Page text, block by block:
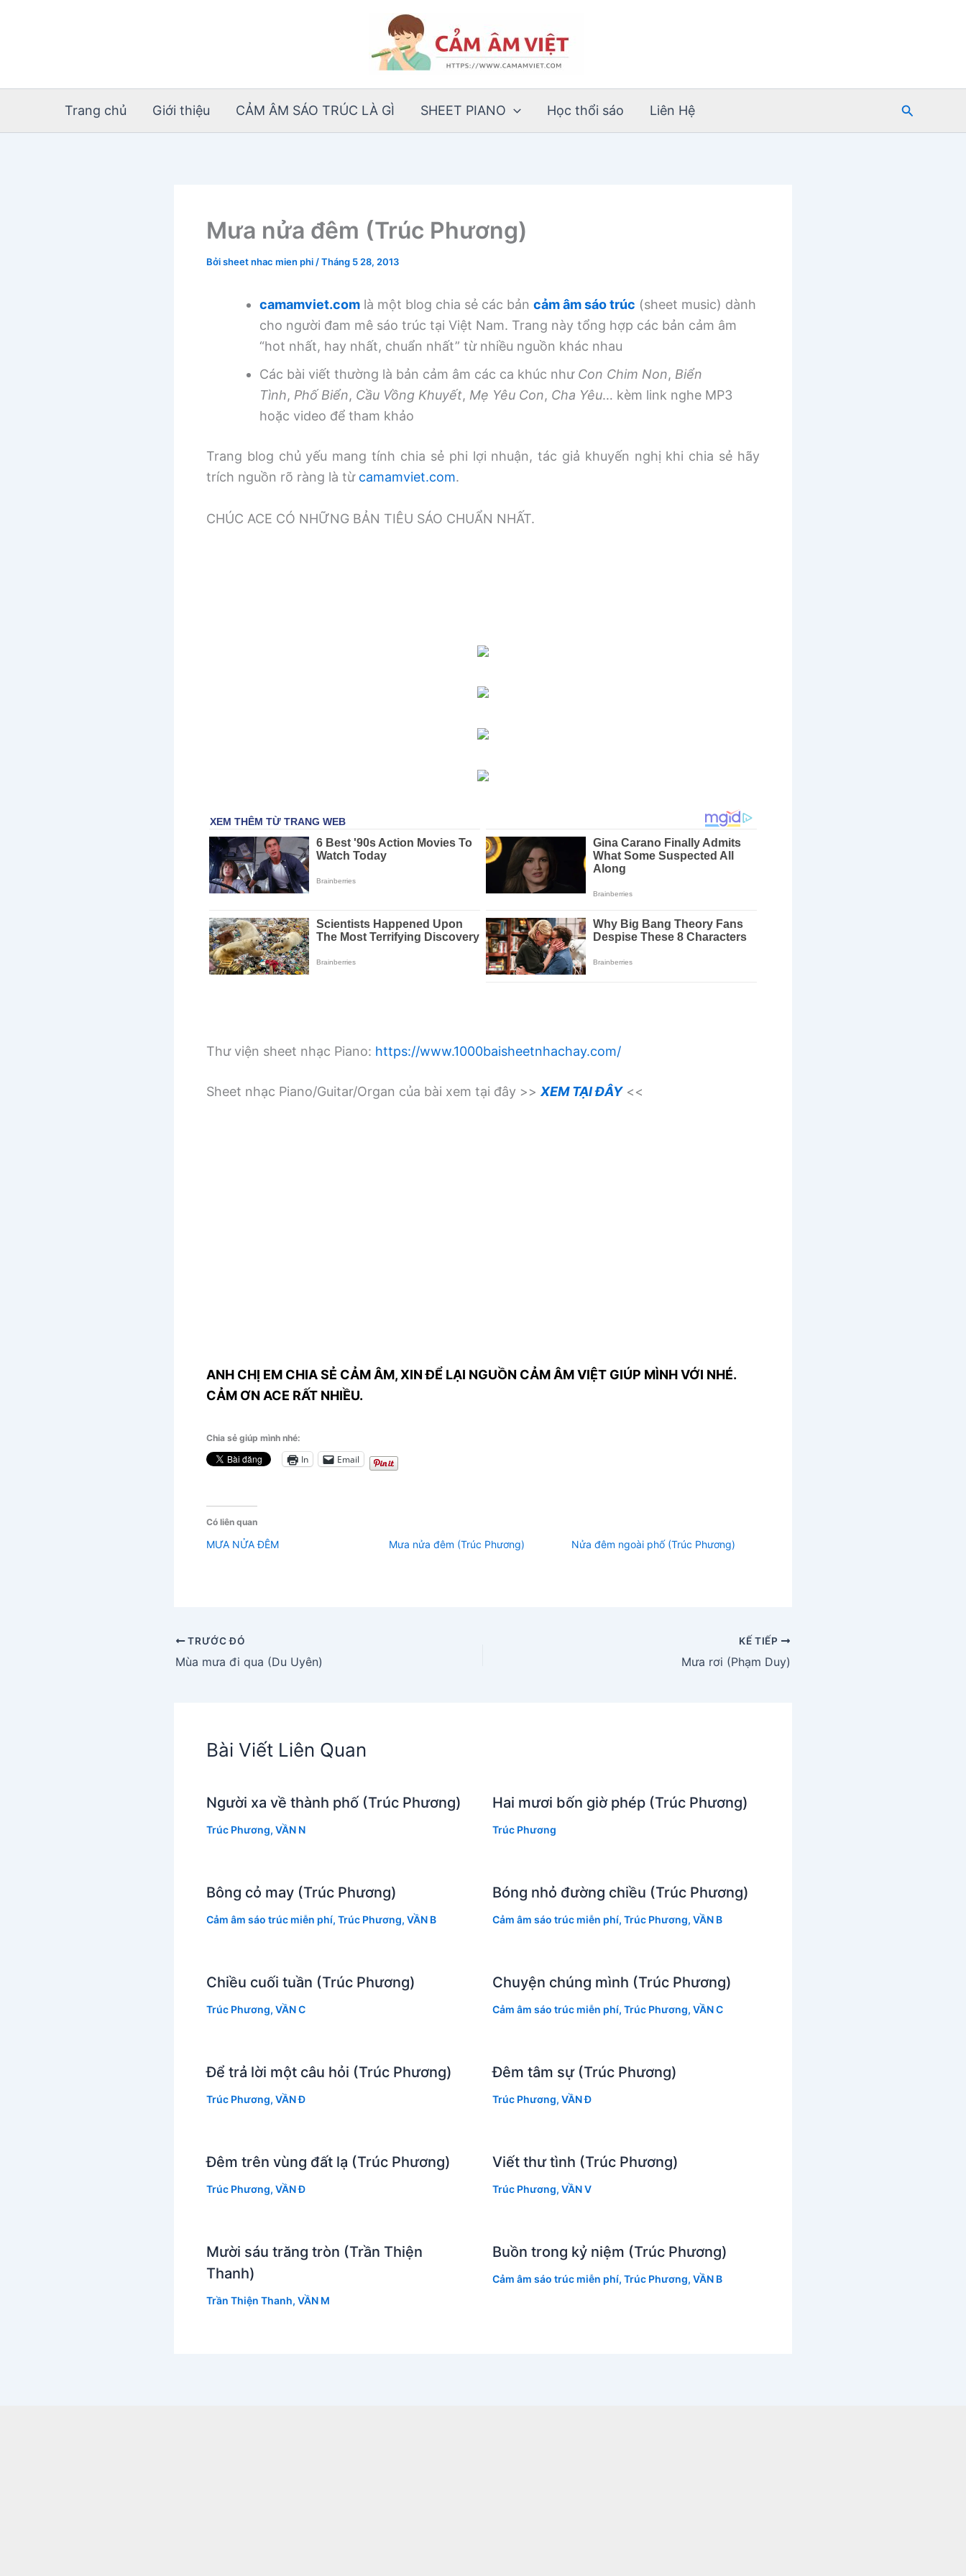
Trang chủ Giới thiệu CẢM ÂM SÁO TRÚC LÀ GÌ SHEET PIANO Học thổi sáo Liên Hệ
Tìm
Mưa nửa đêm (Trúc Phương)
Bởisheet nhac mien phi /Tháng 5 28, 2013
camamviet.com là một blog chia sẻ các bản cảm âm sáo trúc (sheet music) dành
cho người đam mê sáo trúc tại Việt Nam. Trang này tổng hợp các bản cảm âm
“hot nhất, hay nhất, chuẩn nhất” từ nhiều nguồn khác nhau
Các bài viết thường là bản cảm âm các ca khúc như Con Chim Non, Biển
Tình, Phố Biển, Cầu Vồng Khuyết, Mẹ Yêu Con, Cha Yêu… kèm link nghe MP3
hoặc video để tham khảo
Trang blog chủ yếu mang tính chia sẻ phi lợi nhuận, tác giả khuyến nghị khi chia sẻ hãy
trích nguồn rõ ràng là từ camamviet.com.
CHÚC ACE CÓ NHỮNG BẢN TIÊU SÁO CHUẨN NHẤT.
Thư viện sheet nhạc Piano: https://www.1000baisheetnhachay.com/
Sheet nhạc Piano/Guitar/Organ của bài xem tại đây >> XEM TẠI ĐÂY<<
ANH CHỊ EM CHIA SẺ CẢM ÂM, XIN ĐỂ LẠI NGUỒN CẢM ÂM VIỆT GIÚP MÌNH VỚI NHÉ.
CẢM ƠN ACE RẤT NHIỀU.
Chia sẻ giúp mình nhé:
In Email
Có liên quan
MƯA NỬA ĐÊM Mưa nửa đêm (Trúc Phương) Nửa đêm ngoài phố (Trúc Phương)
TRƯỚC ĐÓ
Mùa mưa đi qua (Du Uyên)
KẾ TIẾP
Mưa rơi (Phạm Duy)
Bài Viết Liên Quan
Người xa về thành phố (Trúc Phương)
Trúc Phương, VẦN N
Hai mươi bốn giờ phép (Trúc Phương)
Trúc Phương
Bông cỏ may (Trúc Phương)
Cảm âm sáo trúc miễn phí, Trúc Phương, VẦN B
Bóng nhỏ đường chiều (Trúc Phương)
Cảm âm sáo trúc miễn phí, Trúc Phương, VẦN B
Chiều cuối tuần (Trúc Phương)
Trúc Phương, VẦN C
Chuyện chúng mình (Trúc Phương)
Cảm âm sáo trúc miễn phí, Trúc Phương, VẦN C
Để trả lời một câu hỏi (Trúc Phương)
Trúc Phương, VẦN Đ
Đêm tâm sự (Trúc Phương)
Trúc Phương, VẦN Đ
Đêm trên vùng đất lạ (Trúc Phương)
Trúc Phương, VẦN Đ
Viết thư tình (Trúc Phương)
Trúc Phương, VẦN V
Mười sáu trăng tròn (Trần Thiện
Thanh)
Trần Thiện Thanh, VẦN M
Buồn trong kỷ niệm (Trúc Phương)
Cảm âm sáo trúc miễn phí, Trúc Phương, VẦN B